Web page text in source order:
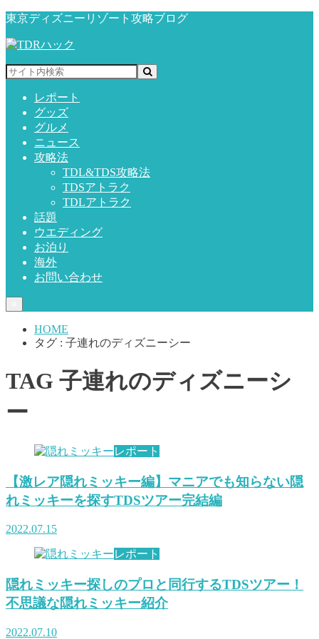
東京ディズニーリゾート攻略ブログ
レポート
グッズ
グルメ
ニュース
攻略法
TDL&TDS攻略法
TDSアトラク
TDLアトラク
話題
ウエディング
お泊り
海外
お問い合わせ
HOME
タグ : 子連れのディズニーシー
TAG 子連れのディズニーシ
ー
レポート
【激レア隠れミッキー編】マニアでも知らない隠
れミッキーを探すTDSツアー完結編
2022.07.15
レポート
隠れミッキー探しのプロと同行するTDSツアー！
不思議な隠れミッキー紹介
2022.07.10